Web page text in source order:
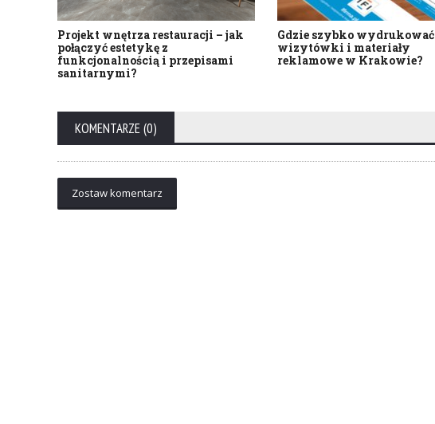
Projekt wnętrza restauracji – jak
połączyć estetykę z
funkcjonalnością i przepisami
sanitarnymi?
Gdzie szybko wydrukować
wizytówki i materiały
reklamowe w Krakowie?
KOMENTARZE (0)
Zostaw komentarz